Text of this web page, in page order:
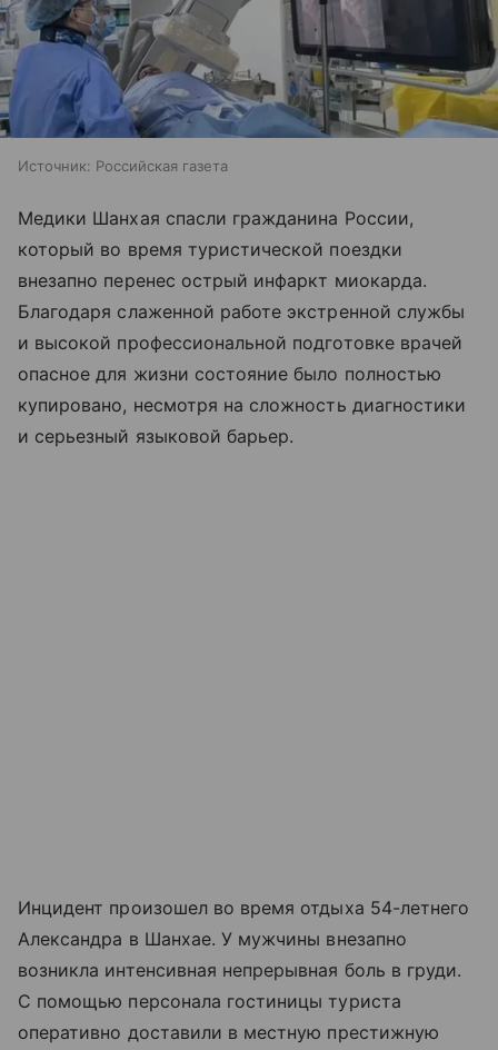
Источник: Российская газета
Медики Шанхая спасли гражданина России,
который во время туристической поездки
внезапно перенес острый инфаркт миокарда.
Благодаря слаженной работе экстренной службы
и высокой профессиональной подготовке врачей
опасное для жизни состояние было полностью
купировано, несмотря на сложность диагностики
и серьезный языковой барьер.
Инцидент произошел во время отдыха 54-летнего
Александра в Шанхае. У мужчины внезапно
возникла интенсивная непрерывная боль в груди.
С помощью персонала гостиницы туриста
оперативно доставили в местную престижную